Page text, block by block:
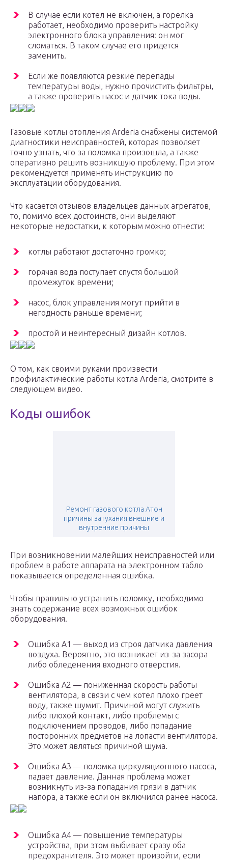
В случае если котел не включен, а горелка
работает, необходимо проверить настройку
электронного блока управления: он мог
сломаться. В таком случае его придется
заменить.
Если же появляются резкие перепады
температуры воды, нужно прочистить фильтры,
а также проверить насос и датчик тока воды.
Газовые котлы отопления Arderia снабжены системой
диагностики неисправностей, которая позволяет
точно узнать, что за поломка произошла, а также
оперативно решить возникшую проблему. При этом
рекомендуется применять инструкцию по
эксплуатации оборудования.
Что касается отзывов владельцев данных агрегатов,
то, помимо всех достоинств, они выделяют
некоторые недостатки, к которым можно отнести:
котлы работают достаточно громко;
горячая вода поступает спустя большой
промежуток времени;
насос, блок управления могут прийти в
негодность раньше времени;
простой и неинтересный дизайн котлов.
О том, как своими руками произвести
профилактические работы котла Arderia, смотрите в
следующем видео.
Коды ошибок
Ремонт газового котла Атон
причины затухания внешние и
внутренние причины
При возникновении малейших неисправностей или
проблем в работе аппарата на электронном табло
показывается определенная ошибка.
Чтобы правильно устранить поломку, необходимо
знать содержание всех возможных ошибок
оборудования.
Ошибка А1 — выход из строя датчика давления
воздуха. Вероятно, это возникает из-за засора
либо обледенения входного отверстия.
Ошибка А2 — пониженная скорость работы
вентилятора, в связи с чем котел плохо греет
воду, также шумит. Причиной могут служить
либо плохой контакт, либо проблемы с
подключением проводов, либо попадание
посторонних предметов на лопасти вентилятора.
Это может являться причиной шума.
Ошибка А3 — поломка циркуляционного насоса,
падает давление. Данная проблема может
возникнуть из-за попадания грязи в датчик
напора, а также если он включился ранее насоса.
Ошибка А4 — повышение температуры
устройства, при этом выбивает сразу оба
предохранителя. Это может произойти, если